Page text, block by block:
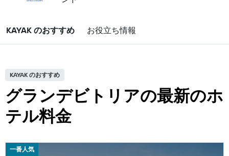
KAYAK のおすすめ お役立ち情報
KAYAK のおすすめ
グランデビトリアの最新のホ
テル料金
一番人気